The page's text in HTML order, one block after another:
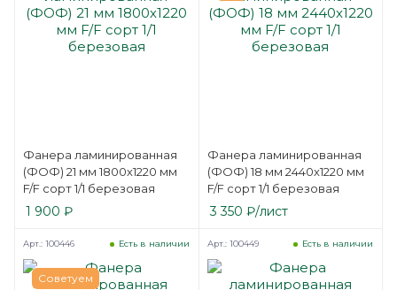
Фанера ламинированная
(ФОФ) 21 мм 1800х1220 мм
F/F сорт 1/1 березовая
1 900 ₽
Фанера ламинированная
(ФОФ) 18 мм 2440х1220 мм
F/F сорт 1/1 березовая
3 350 ₽/лист
Советуем
Есть в наличии
Арт.: 100446 Есть в наличии
Арт.: 100449